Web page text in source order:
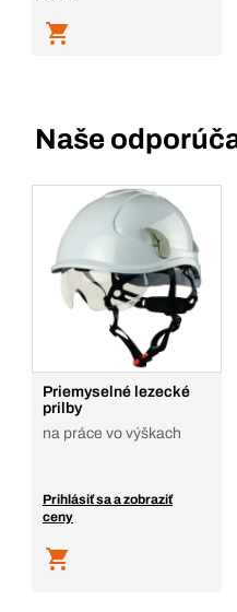
Naše
Priemyselné lezecké
prilby
na práce vo výškach
Prihlásiť sa a zobraziť
ceny